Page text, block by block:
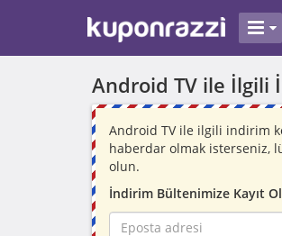
Android TV ile İlgili
Android TV ile ilgili indirim
haberdar olmak isterseniz,
olun.
İndirim Bültenimize Kayıt Ol